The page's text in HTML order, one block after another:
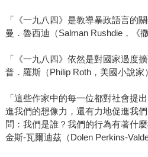
「《一九八四》是教導暴政語言
曼．魯西迪（Salman Rushdie，《
「《一九八四》依然是對國家過度
普．羅斯（Philip Roth，美國小說家）
「這些作家中的每一位都對社會提
進我們的想像力，還有力地促進我
問：我們是誰？我們的行為有著什
金斯-瓦爾迪茲（Dolen Perkins-